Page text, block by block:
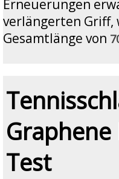
Erneuerungen
verlängerten Griff,
Gesamtlänge von
Graphene
Test